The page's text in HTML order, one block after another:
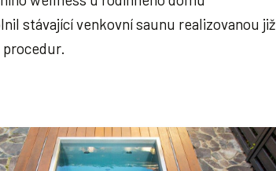
stávající venkovní saunu realizovanou již